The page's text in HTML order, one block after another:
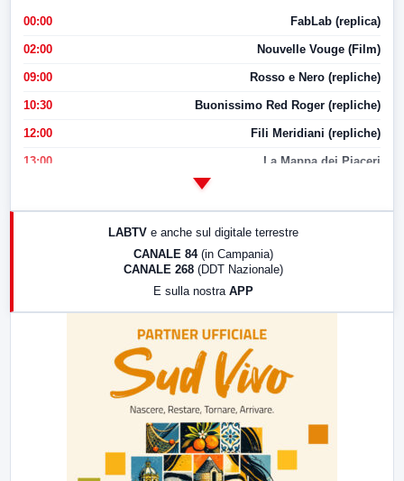
00:00 FabLab (replica)
02:00 Nouvelle Vouge (Film)
09:00 Rosso e Nero (repliche)
10:30 Buonissimo Red Roger (repliche)
12:00 Fili Meridiani (repliche)
13:00 La Mappa dei Piaceri
17:00 LabNews (replica)
LABTV e anche sul digitale terrestre
CANALE 84 (in Campania)
CANALE 268 (DDT Nazionale)
E sulla nostra APP